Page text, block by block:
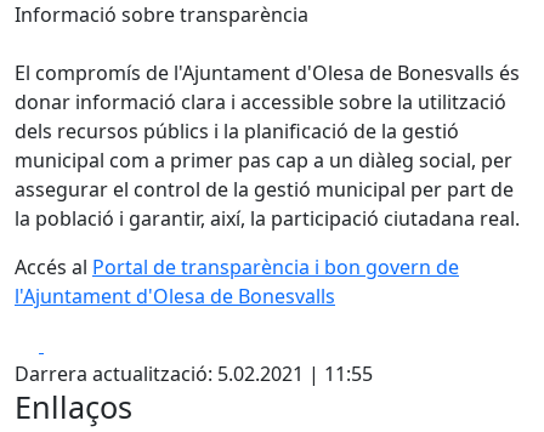
Informació sobre transparència
El compromís de l'Ajuntament d'Olesa de Bonesvalls és
donar informació clara i accessible sobre la utilització
dels recursos públics i la planificació de la gestió
municipal com a primer pas cap a un diàleg social, per
assegurar el control de la gestió municipal per part de
la població i garantir, així, la participació ciutadana real.
Accés al Portal de transparència i bon govern de
l'Ajuntament d'Olesa de Bonesvalls
Darrera actualització: 5.02.2021 | 11:55
Enllaços